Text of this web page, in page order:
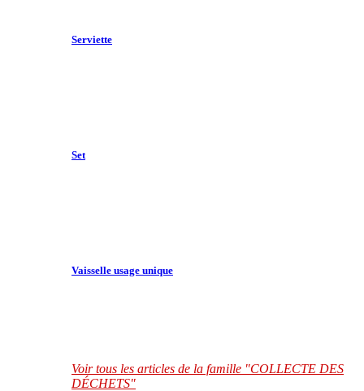
Serviette
Set
Vaisselle usage unique
Voir tous les articles de la famille "COLLECTE DES
DÉCHETS"